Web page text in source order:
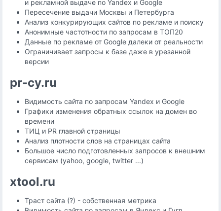
и рекламной выдаче по Yandex и Google
Пересечение выдачи Москвы и Петербурга
Анализ конкурирующих сайтов по рекламе и поиску
Анонимные частотности по запросам в ТОП20
Данные по рекламе от Google далеки от реальности
Ограничивает запросы к базе даже в урезанной
версии
pr-cy.ru
Видимость сайта по запросам Yandex и Google
Графики изменения обратных ссылок на домен во
времени
ТИЦ и PR главной страницы
Анализ плотности слов на страницах сайта
Большое число подготовленных запросов к внешним
сервисам (yahoo, google, twitter ...)
xtool.ru
Траст сайта (?) - собственная метрика